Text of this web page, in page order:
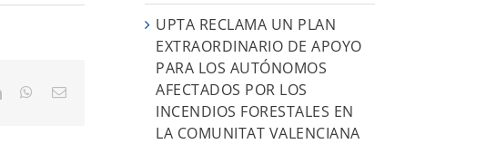
LinkedInWhatsApp
Correo
UPTA RECLAMA UN PLAN
EXTRAORDINARIO DE APOYO
PARA LOS AUTÓNOMOS
AFECTADOS POR LOS
INCENDIOS FORESTALES EN
LA COMUNITAT VALENCIANA